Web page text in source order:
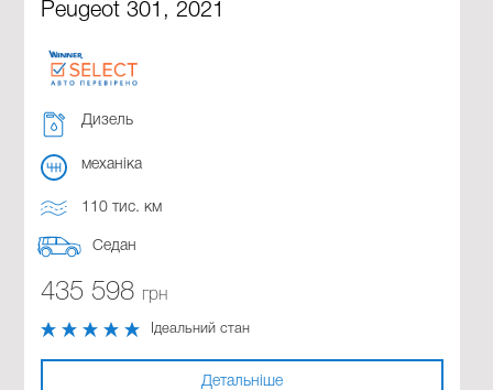
Peugeot 301, 2021
Дизель
механіка
110 тис. км
Седан
435 598 грн
Ідеальний стан
Детальніше